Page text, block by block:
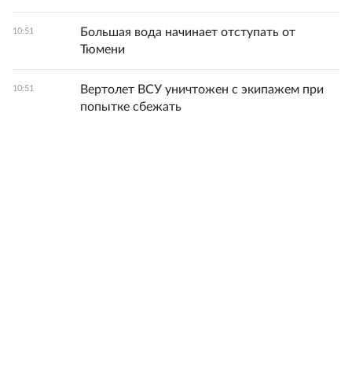
10:51
Большая вода начинает отступать от
Тюмени
10:51
Вертолет ВСУ уничтожен с экипажем при
попытке сбежать